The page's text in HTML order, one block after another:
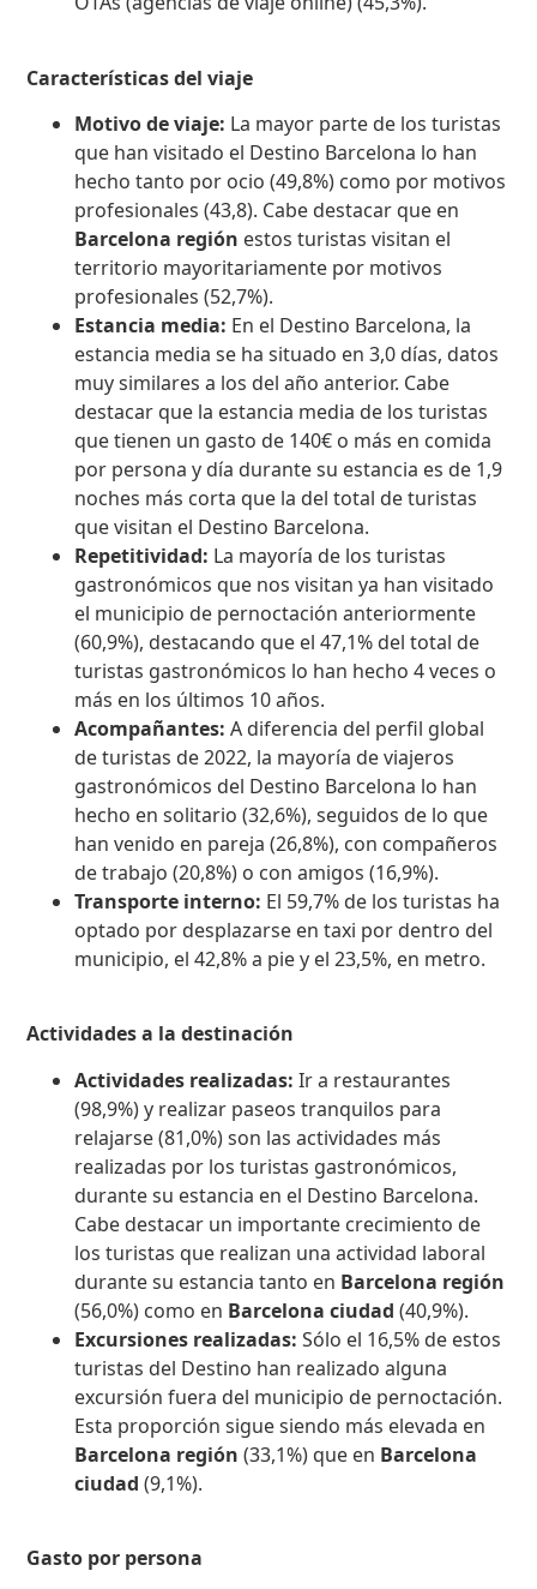
Características del viaje
Motivo de viaje: La mayor parte de los turistas
que han visitado el Destino Barcelona lo han
hecho tanto por ocio (49,8%) como por motivos
profesionales (43,8). Cabe destacar que en
Barcelona región estos turistas visitan el
territorio mayoritariamente por motivos
profesionales (52,7%).
Estancia media: En el Destino Barcelona, ​​la
estancia media se ha situado en 3,0 días, datos
muy similares a los del año anterior. Cabe
destacar que la estancia media de los turistas
que tienen un gasto de 140€ o más en comida
por persona y día durante su estancia es de 1,9
noches más corta que la del total de turistas
que visitan el Destino Barcelona.
Repetitividad: La mayoría de los turistas
gastronómicos que nos visitan ya han visitado
el municipio de pernoctación anteriormente
(60,9%), destacando que el 47,1% del total de
turistas gastronómicos lo han hecho 4 veces o
más en los últimos 10 años.
Acompañantes: A diferencia del perfil global
de turistas de 2022, la mayoría de viajeros
gastronómicos del Destino Barcelona lo han
hecho en solitario (32,6%), seguidos de lo que
han venido en pareja (26,8%), con compañeros
de trabajo (20,8%) o con amigos (16,9%).
Transporte interno: El 59,7% de los turistas ha
optado por desplazarse en taxi por dentro del
municipio, el 42,8% a pie y el 23,5%, en metro.
Actividades a la destinación
Actividades realizadas: Ir a restaurantes
(98,9%) y realizar paseos tranquilos para
relajarse (81,0%) son las actividades más
realizadas por los turistas gastronómicos,
durante su estancia en el Destino Barcelona.
Cabe destacar un importante crecimiento de
los turistas que realizan una actividad laboral
durante su estancia tanto en Barcelona región
(56,0%) como en Barcelona ciudad (40,9%).
Excursiones realizadas: Sólo el 16,5% de estos
turistas del Destino han realizado alguna
excursión fuera del municipio de pernoctación.
Esta proporción sigue siendo más elevada en
Barcelona región (33,1%) que en Barcelona
ciudad (9,1%).
Gasto por persona